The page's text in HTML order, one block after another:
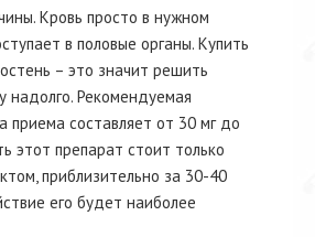
Кровь просто в нужном
в половые органы. Купить
– это значит решить
надолго. Рекомендуемая
приема составляет от 30 мг до
этот препарат стоит только
приблизительно за 30-40
его будет наиболее